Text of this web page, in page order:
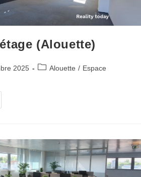
(Alouette)
2025 Alouette / Espace